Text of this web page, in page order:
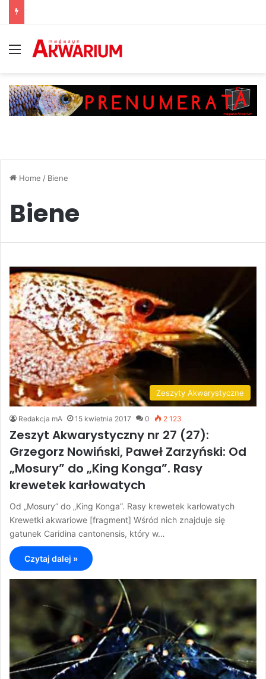
Menu
Home / Biene
Biene
Zeszyty Akwarystyczne
Redakcja mA 15 kwietnia 2017 0 2 123
Zeszyt Akwarystyczny nr 27 (27):
Grzegorz Nowiński, Paweł Zarzyński: Od
„Mosury” do „King Konga”. Rasy
krewetek karłowatych
Od „Mosury” do „King Konga”. Rasy krewetek karłowatych
Krewetki akwariowe [fragment] Wśród nich znajduje się
gatunek Caridina cantonensis, który w…
Czytaj dalej »